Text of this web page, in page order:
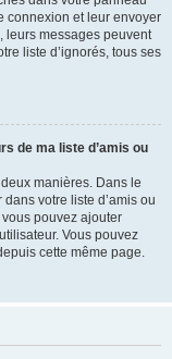
connexion et leur envoyer
leurs messages peuvent
liste d’ignorés, tous ses
de ma liste d’amis ou
manières. Dans le
votre liste d’amis ou
vous pouvez ajouter
Vous pouvez
cette même page.